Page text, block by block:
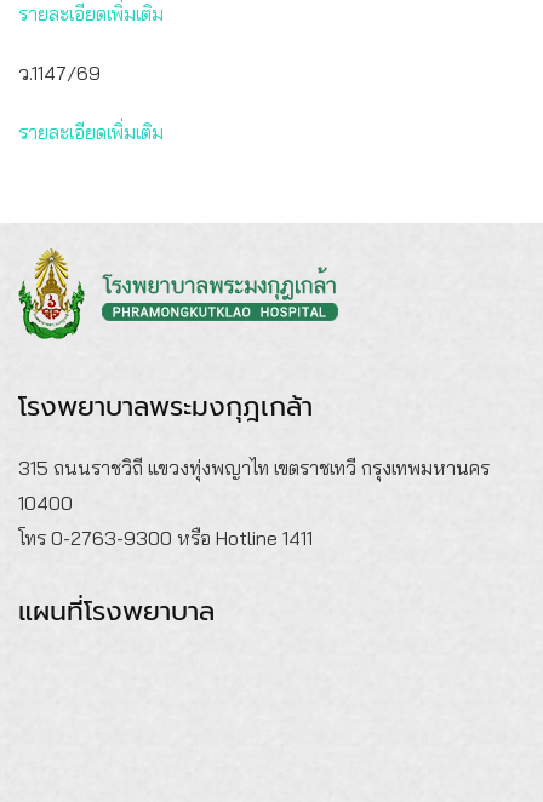
รายละเอียดเพิ่มเติม
ว.1147/69
รายละเอียดเพิ่มเติม
โรงพยาบาลพระมงกุฎเกล้า
315 ถนนราชวิถี แขวงทุ่งพญาไท เขตราชเทวี กรุงเทพมหานคร
10400
โทร 0-2763-9300 หรือ Hotline 1411
แผนที่โรงพยาบาล